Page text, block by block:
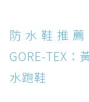
防水鞋
異大底與全
防水鞋推薦
防水鞋推薦
GORE-TEX：
水跑鞋